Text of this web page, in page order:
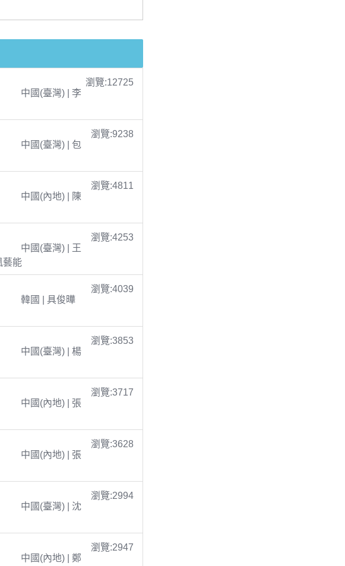
瀏覽:12725
中國(臺灣) | 李
瀏覽:9238
中國(臺灣) | 包
瀏覽:4811
中國(內地) | 陳
瀏覽:4253
中國(臺灣) | 王
藝能
瀏覽:4039
韓國 | 具俊曄
瀏覽:3853
中國(臺灣) | 楊
瀏覽:3717
中國(內地) | 張
瀏覽:3628
中國(內地) | 張
瀏覽:2994
中國(臺灣) | 沈
瀏覽:2947
中國(內地) | 鄭